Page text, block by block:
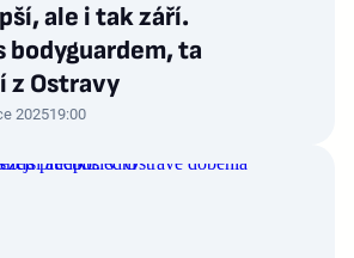
ale i tak září.
bodyguardem, ta
z Ostravy
202519:00